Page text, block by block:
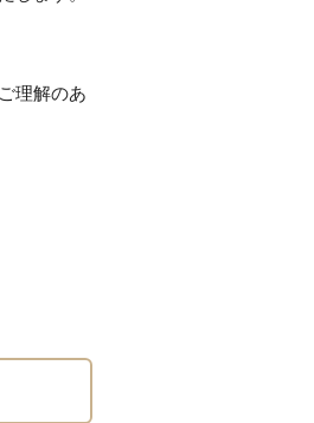
理解のあ
海外サイ